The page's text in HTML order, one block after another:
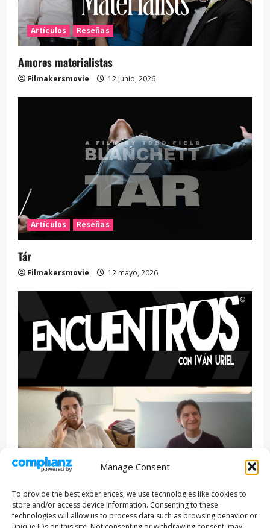
Manage Consent
To provide the best experiences, we use technologies like cookies to
store and/or access device information. Consenting to these
technologies will allow us to process data such as browsing behavior or
Artículos Reseñas
Amores materialistas
Filmakersmovie 12 junio, 2026
Artículos Reseñas
Tár
Filmakersmovie 12 mayo, 2026
Entrevista Series
ENCUENTROS CON IVÁN URIEL T3E22: JUAN PATRICIO
RIVEROLL